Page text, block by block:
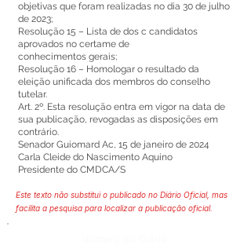
objetivas que foram realizadas no dia 30 de julho
de 2023;
Resolução 15 – Lista de dos c candidatos
aprovados no certame de
conhecimentos gerais;
Resolução 16 – Homologar o resultado da
eleição unificada dos membros do conselho
tutelar.
Art. 2º. Esta resolução entra em vigor na data de
sua publicação, revogadas as disposições em
contrário.
Senador Guiomard Ac, 15 de janeiro de 2024
Carla Cleide do Nascimento Aquino
Presidente do CMDCA/S
Este texto não substitui o publicado no Diário Oficial, mas
facilita a pesquisa para localizar a publicação oficial.